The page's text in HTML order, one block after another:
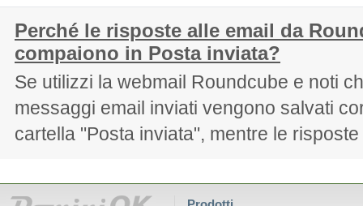
Perché le risposte alle email da
compaiono in Posta inviata?
Se utilizzi la webmail Roundcube e noti
messaggi email inviati vengono salvati
cartella "Posta inviata", mentre le